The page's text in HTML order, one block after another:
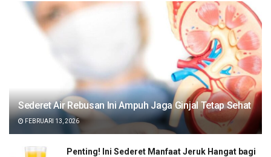
Sederet Air Rebusan Ini Ampuh Jaga Ginjal Tetap Sehat
FEBRUARI 13, 2026
Penting! Ini Sederet Manfaat Jeruk Hangat bagi